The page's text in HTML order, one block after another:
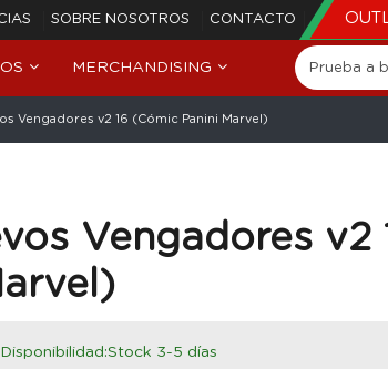
SOBRE NOSOTROS CONTACTO
MERCHANDISING
Vengadores v2 16 (Cómic Panini Marvel)
Vengadores v2
Disponibilidad:Stock 3-5 días